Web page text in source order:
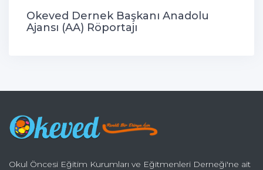
Okeved Dernek Başkanı Anadolu
Ajansı (AA) Röportajı
Okul Öncesi Eğitim Kurumları ve Eğitmenleri Derneği'ne ait